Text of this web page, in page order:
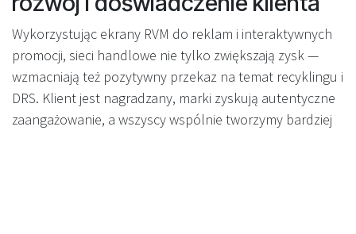
Wykorzystując ekrany RVM do reklam i interaktywnych
promocji, sieci handlowe nie tylko zwiększają zysk —
wzmacniają też pozytywny przekaz na temat recyklingu i
DRS. Klient jest nagradzany, marki zyskują autentyczne
zaangażowanie, a wszyscy wspólnie tworzymy bardziej